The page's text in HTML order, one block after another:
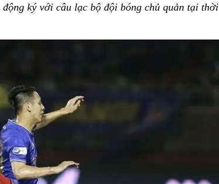
ký với câu lạc bộ đội bóng chủ quản tại thời